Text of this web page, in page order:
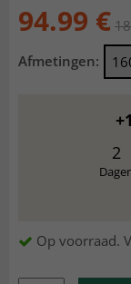
94.99 €
Afmetingen:
2
Op voorraad.